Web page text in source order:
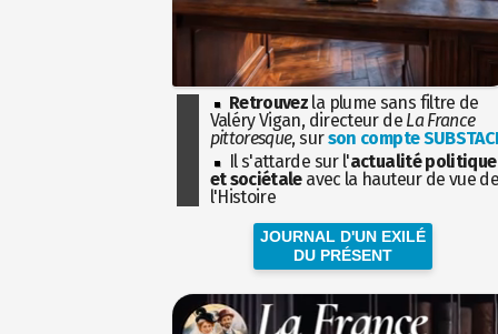
Retrouvez la plume sans filtre de
Valéry Vigan, directeur de La France
pittoresque, surson compte
Il s'attarde sur l'actualité politique
et sociétaleavec la hauteur de vue
l'Histoire
JOURNAL D'UN EXILÉ
DU PRÉSENT